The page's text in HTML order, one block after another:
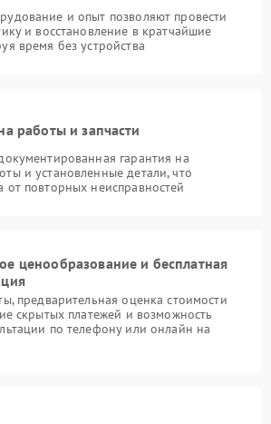
и опыт позволяют провести
и восстановление в кратчайшие
время без устройства
работы и запчасти
гарантия на
и установленные детали, что
от повторных неисправностей
ценообразование и бесплатная
предварительная оценка стоимости
скрытых платежей и возможность
по телефону или онлайн на